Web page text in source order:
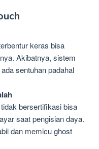
keras bisa
Akibatnya, sistem
sentuhan padahal
bersertifikasi bisa
saat pengisian daya.
dan memicu ghost